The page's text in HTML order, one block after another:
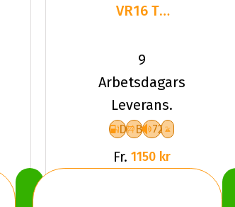
VR16 TL
KUMHO
SOLUS 4S
HA32 XL
9
Arbetsdagars
Leverans.
D B 72
Fr. 1150 kr